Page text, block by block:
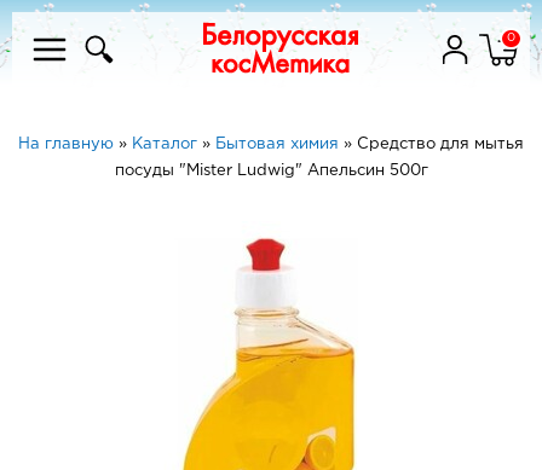
0
На главную » Каталог » Бытовая химия » Средство для мытья
посуды "Mister Ludwig" Апельсин 500г